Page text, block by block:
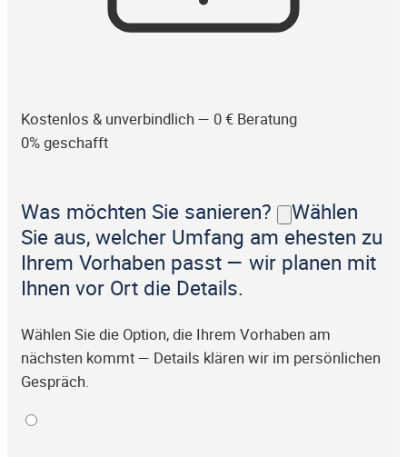
Kostenlos & unverbindlich — 0 € Beratung
0% geschafft
Was möchten Sie sanieren?
Wählen
Sie aus, welcher Umfang am ehesten zu
Ihrem Vorhaben passt — wir planen mit
Ihnen vor Ort die Details.
Wählen Sie die Option, die Ihrem Vorhaben am
nächsten kommt — Details klären wir im persönlichen
Gespräch.